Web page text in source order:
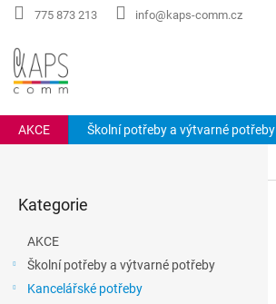
Přejít
775 873 213 info@kaps-comm.cz
AKCE Školní potřeby a výtvarné potřeby
kategorie
Kategorie
AKCE
Školní potřeby a výtvarné potřeby
Kancelářské potřeby